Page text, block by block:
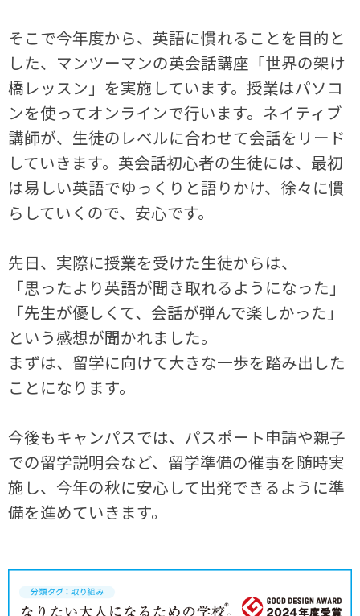
そこで今年度から、英語に慣れることを目的と
した、マンツーマンの英会話講座「世界の架け
橋レッスン」を実施しています。授業はパソコ
ンを使ってオンラインで行います。ネイティブ
講師が、生徒のレベルに合わせて会話をリード
していきます。英会話初心者の生徒には、最初
は易しい英語でゆっくりと語りかけ、徐々に慣
らしていくので、安心です。
先日、実際に授業を受けた生徒からは、
「思ったより英語が聞き取れるようになった」
「先生が優しくて、会話が弾んで楽しかった」
という感想が聞かれました。
まずは、留学に向けて大きな一歩を踏み出した
ことになります。
今後もキャンパスでは、パスポート申請や親子
での留学説明会など、留学準備の催事を随時実
施し、今年の秋に安心して出発できるように準
備を進めていきます。